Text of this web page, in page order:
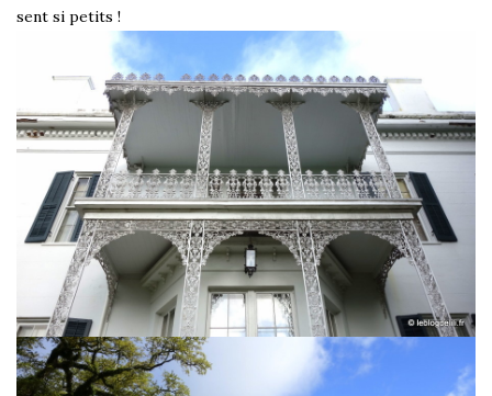
sent si petits !